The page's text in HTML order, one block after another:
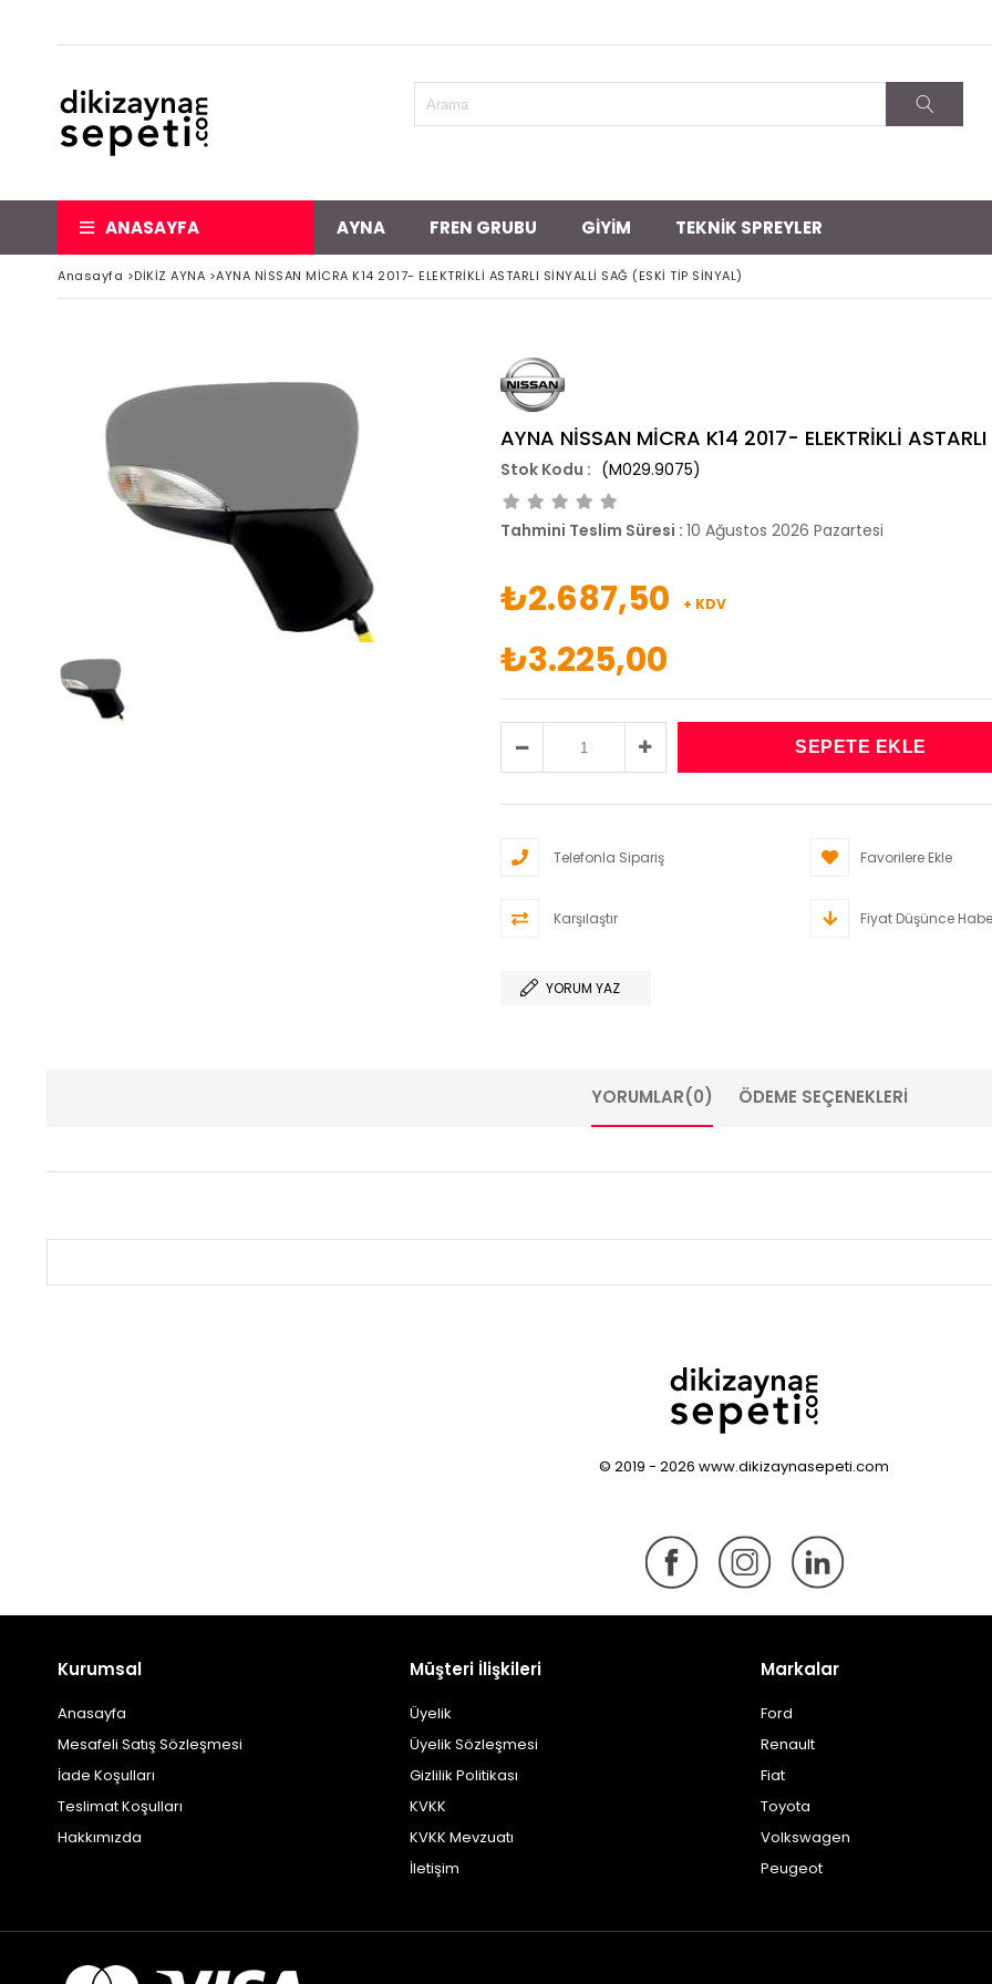
ANASAYFA AYNA FREN GRUBU GİYİM TEKNİK SPREYLER
Anasayfa >DİKİZ AYNA >AYNA NİSSAN MİCRA K14 2017- ELEKTRİKLİ ASTARLI SİNYALLİ SAĞ (ESKİ TİP SİNYAL)
AYNA NİSSAN MİCRA K14 2017- ELEKTRİKLİ
(M029.9075)
Tahmini Teslim Süresi : 10 Ağustos 2026 Pazartesi
₺2.687,50 + KDV
₺3.225,00
Telefonla Sipariş Favorilere Ekle
Karşılaştır Fiyat Düşünce
YORUM YAZ
YORUMLAR(0) ÖDEME SEÇENEKLERI
© 2019 - 2026 www.dikizaynasepeti.com
Kurumsal
Anasayfa
Mesafeli Satış Sözleşmesi
İade Koşulları
Teslimat Koşulları
Hakkımızda
Müşteri İlişkileri
Üyelik
Üyelik Sözleşmesi
Gizlilik Politikası
KVKK
KVKK Mevzuatı
İletişim
Markalar
Ford
Renault
Fiat
Toyota
Volkswagen
Peugeot